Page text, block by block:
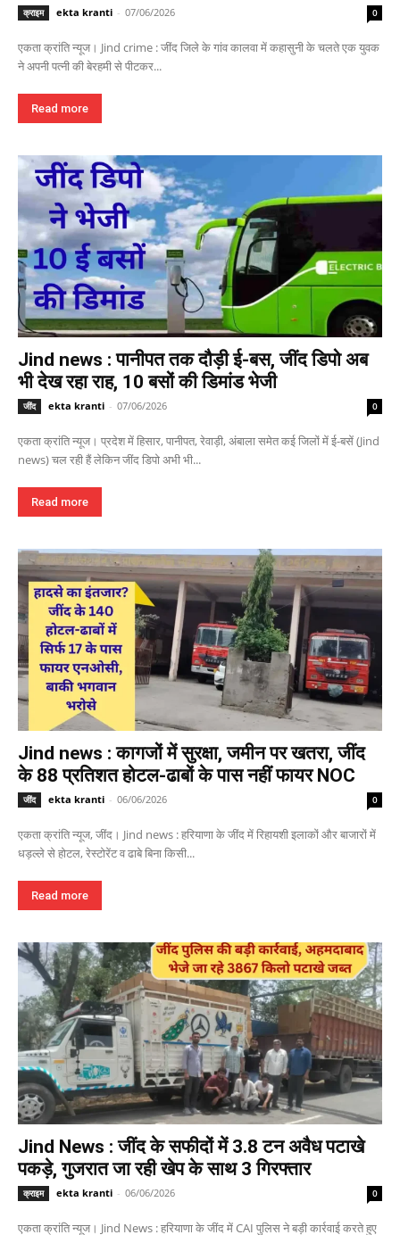
क्राइम ekta kranti - 07/06/2026 0
एकता क्रांति न्यूज। Jind crime : जींद जिले के गांव कालवा में कहासुनी के चलते एक युवक
ने अपनी पत्नी की बेरहमी से पीटकर...
Read more
Jind news : पानीपत तक दौड़ी ई-बस, जींद डिपो अब
भी देख रहा राह, 10 बसों की डिमांड भेजी
जींद ekta kranti - 07/06/2026 0
एकता क्रांति न्यूज। प्रदेश में हिसार, पानीपत, रेवाड़ी, अंबाला समेत कई जिलों में ई-बसें (Jind
news) चल रही हैं लेकिन जींद डिपो अभी भी...
Read more
Jind news : कागजों में सुरक्षा, जमीन पर खतरा, जींद
के 88 प्रतिशत होटल-ढाबों के पास नहीं फायर NOC
जींद ekta kranti - 06/06/2026 0
एकता क्रांति न्यूज, जींद। Jind news : हरियाणा के जींद में रिहायशी इलाकों और बाजारों में
धड़ल्ले से होटल, रेस्टोरेंट व ढाबे बिना किसी...
Read more
Jind News : जींद के सफीदों में 3.8 टन अवैध पटाखे
पकड़े, गुजरात जा रही खेप के साथ 3 गिरफ्तार
क्राइम ekta kranti - 06/06/2026 0
एकता क्रांति न्यूज। Jind News : हरियाणा के जींद में CAI पुलिस ने बड़ी कार्रवाई करते हुए